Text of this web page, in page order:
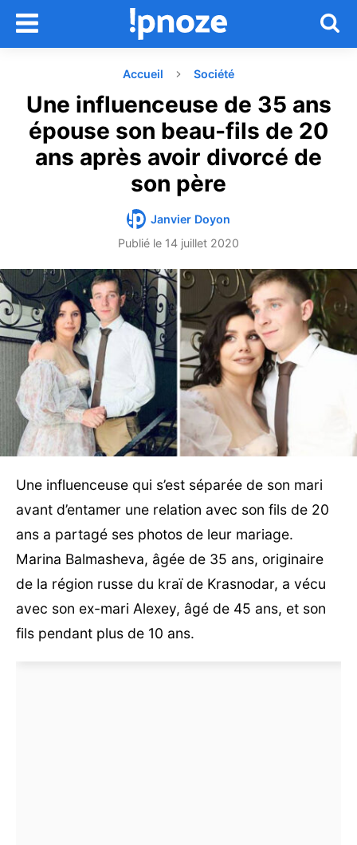
Accueil Société
Une influenceuse de 35 ans
épouse son beau-fils de 20
ans après avoir divorcé de
son père
Janvier Doyon
Publié le 14 juillet 2020
Une influenceuse qui s’est séparée de son mari
avant d’entamer une relation avec son fils de 20
ans a partagé ses photos de leur mariage.
Marina Balmasheva, âgée de 35 ans, originaire
de la région russe du kraï de Krasnodar, a vécu
avec son ex-mari Alexey, âgé de 45 ans, et son
fils pendant plus de 10 ans.